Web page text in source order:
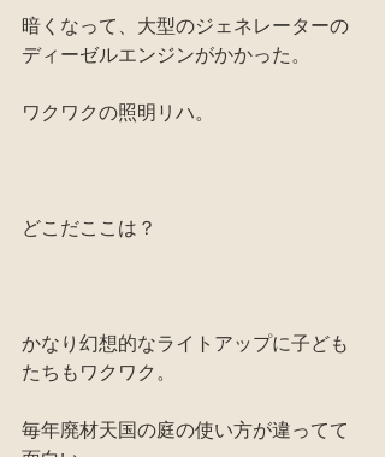
暗くなって、大型のジェネレーターの
ディーゼルエンジンがかかった。
ワクワクの照明リハ。
どこだここは？
かなり幻想的なライトアップに子ども
たちもワクワク。
毎年廃材天国の庭の使い方が違ってて